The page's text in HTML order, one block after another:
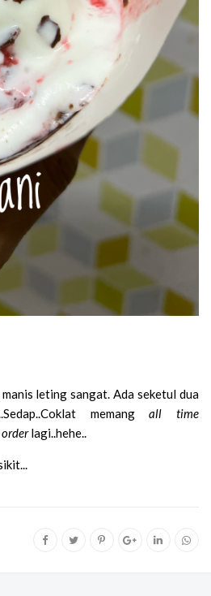
leting sangat. Ada seketul dua
memangall time
orderlagi..hehe..